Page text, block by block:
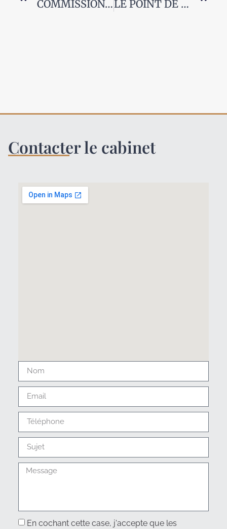
COMMISSIONS ARRIEREES ET RETICENCE DOLOSIVE DU MANDANT LE POINT DE DEPART DU DELAI LEGAL DE RECLAMATION DE L’INDEMNITE
Contacter le cabinet
En cochant cette case, j'accepte que les